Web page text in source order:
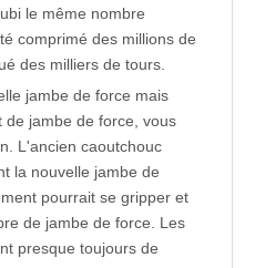
le même nombre
comprimé des millions de
des milliers de tours.
jambe de force mais
de jambe de force, vous
L'ancien caoutchouc
la nouvelle jambe de
pourrait se gripper et
de jambe de force. Les
presque toujours de